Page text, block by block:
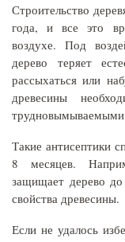
Строительство
года, и все это
воздухе. Под
дерево теряет
рассыхаться или
древесины
трудновымываемыми
Такие антисептики
8 месяцев.
защищает дерево
свойства древесины.
Если не удалось